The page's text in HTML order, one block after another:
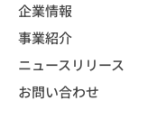
企業情報
事業紹介
ニュースリリース
お問い合わせ